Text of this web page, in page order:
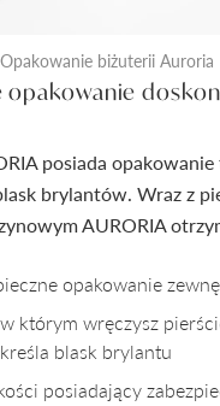
Opakowanie biżuterii Auroria
opakowanie
posiada
brylantów. Wraz z
AURORIA
opakowanie
w którym wręczysz
blask brylantu
posiadający